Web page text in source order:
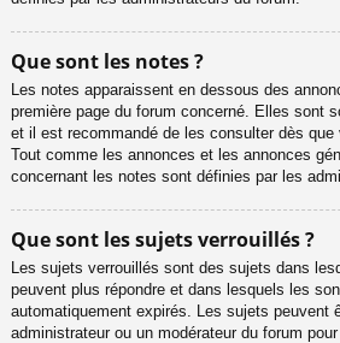
Que sont les notes ?
Les notes apparaissent en dessous des
première page du forum concerné. Elles sont
et il est recommandé de les consulter dès que
Tout comme les annonces et les annonces
concernant les notes sont définies par les
Que sont les sujets verrouillés ?
Les sujets verrouillés sont des sujets dans
peuvent plus répondre et dans lesquels les
automatiquement expirés. Les sujets peuvent
administrateur ou un modérateur du forum